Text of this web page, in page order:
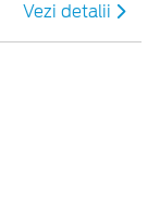
Vezi detalii